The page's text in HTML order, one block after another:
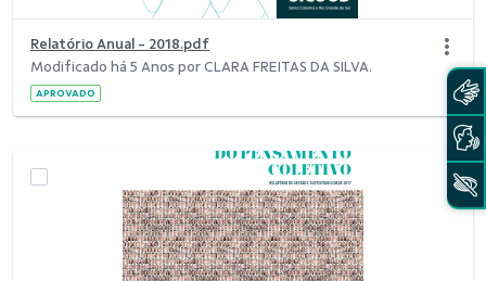
Relatório Anual - 2018.pdf
Modificado há 5 Anos por CLARA FREITAS DA SILVA.
APROVADO